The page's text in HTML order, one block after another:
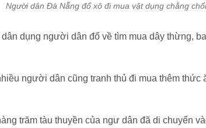
Người dân Đà Nẵng đổ xô đi mua vật dụng chằng
dụng người dân đổ về tìm mua dây thừng,
người dân cũng tranh thủ đi mua thêm thức
trăm tàu thuyền của ngư dân đã di chuyển